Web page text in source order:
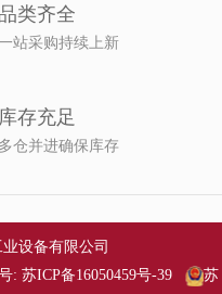
品类齐全
站采购持续上新
库存充足
多仓并进确保库存
设备有限公司
: 苏ICP备16050459号-39 苏